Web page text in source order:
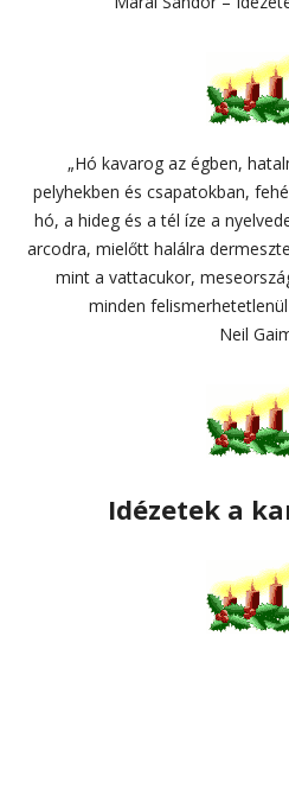
„Hó kavarog az égben,
pelyhekben és csapatokban,
hó, a hideg és a tél íze a
arcodra, mielőtt halálra
mint a vattacukor,
minden
Neil
Idézetek a